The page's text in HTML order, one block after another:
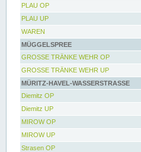
PLAU OP
PLAU UP
WAREN
MÜGGELSPREE
GROSSE TRÄNKE WEHR OP
GROSSE TRÄNKE WEHR UP
MÜRITZ-HAVEL-WASSERSTRASSE
Diemitz OP
Diemitz UP
MIROW OP
MIROW UP
Strasen OP